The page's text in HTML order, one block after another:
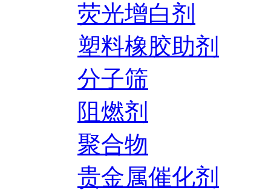
荧光增白剂
塑料橡胶助剂
分子筛
阻燃剂
聚合物
贵金属催化剂